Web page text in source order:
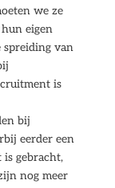
we ze
eigen
spreiding van
is
bij
eerder een
gebracht,
nog meer